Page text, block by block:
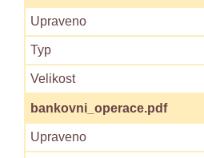
bankovni_operace.pdf